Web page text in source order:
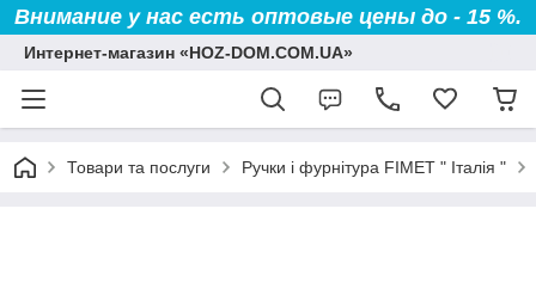
Внимание у нас есть оптовые цены до - 15 %.
Интернет-магазин «HOZ-DOM.COM.UA»
Товари та послуги Ручки і фурнітура FIMET " Італія "